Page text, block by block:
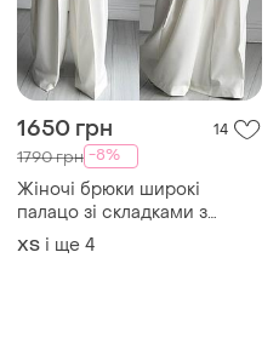
1650 грн 14
1790 грн -8%
Жіночі брюки широкі
палацо зі складками з
високою посадкою молочні
3 кольори
ХS і ще 4